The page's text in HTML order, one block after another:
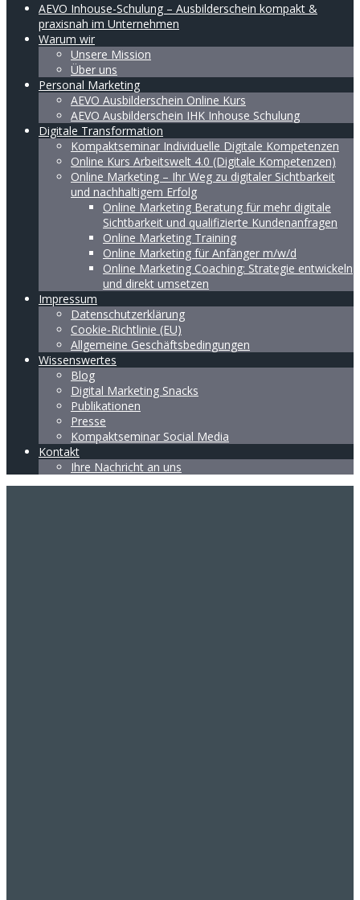
AEVO Inhouse-Schulung – Ausbilderschein kompakt &
praxisnah im Unternehmen
Warum wir
Unsere Mission
Über uns
Personal Marketing
AEVO Ausbilderschein Online Kurs
AEVO Ausbilderschein IHK Inhouse Schulung
Digitale Transformation
Kompaktseminar Individuelle Digitale Kompetenzen
Online Kurs Arbeitswelt 4.0 (Digitale Kompetenzen)
Online Marketing – Ihr Weg zu digitaler Sichtbarkeit
und nachhaltigem Erfolg
Online Marketing Beratung für mehr digitale
Sichtbarkeit und qualifizierte Kundenanfragen
Online Marketing Training
Online Marketing für Anfänger m/w/d
Online Marketing Coaching: Strategie entwickeln
und direkt umsetzen
Impressum
Datenschutzerklärung
Cookie-Richtlinie (EU)
Allgemeine Geschäftsbedingungen
Wissenswertes
Blog
Digital Marketing Snacks
Publikationen
Presse
Kompaktseminar Social Media
Kontakt
Ihre Nachricht an uns